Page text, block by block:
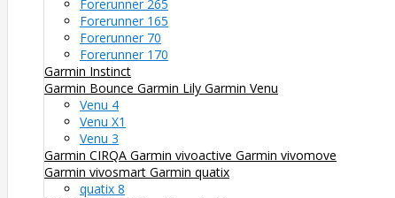
Forerunner 265
Forerunner 165
Forerunner 70
Forerunner 170
Garmin Instinct
Garmin Bounce Garmin Lily Garmin Venu
Venu 4
Venu X1
Venu 3
Garmin CIRQA Garmin vivoactive Garmin vivomove
Garmin vivosmart Garmin quatix
quatix 8